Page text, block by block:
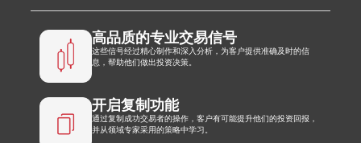
高品质的专业交易信号
这些信号经过精心制作和深入分析，为客户提供准确及时的信
息，帮助他们做出投资决策。
开启复制功能
通过复制成功交易者的操作，客户有可能提升他们的投资回报，
并从领域专家采用的策略中学习。